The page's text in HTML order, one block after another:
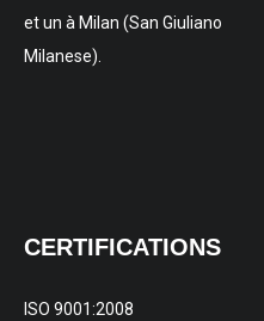
et un à Milan (San Giuliano
Milanese).
CERTIFICATIONS
ISO 9001:2008